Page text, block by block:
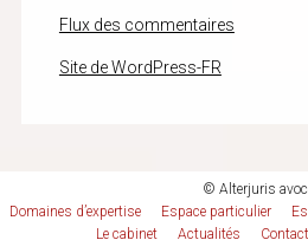
Flux des commentaires
Site de WordPress-FR
© Alterjuris
Domaines d’expertise
Espace particulier
Le cabinet
Actualités Contact